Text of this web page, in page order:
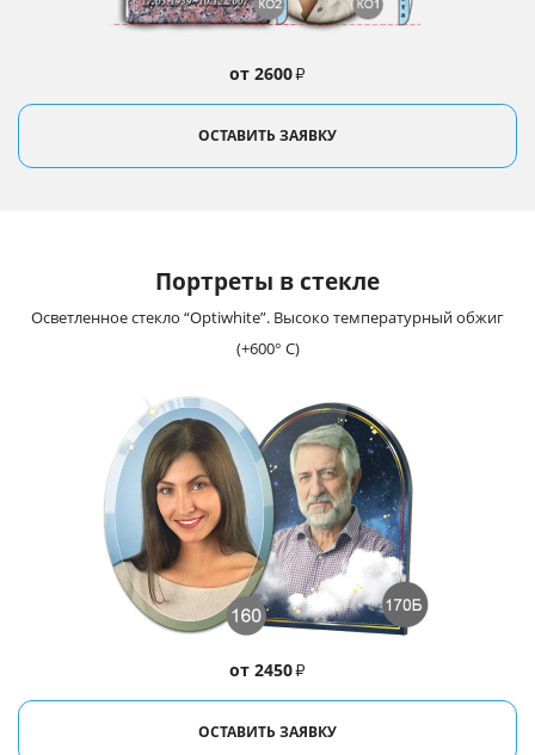
от 2600₽
ОСТАВИТЬ ЗАЯВКУ
Портреты в стекле
от 2450₽
Осветленное стекло “Optiwhite”. Высоко температурный обжиг
(+600° С)
ОСТАВИТЬ ЗАЯВКУ